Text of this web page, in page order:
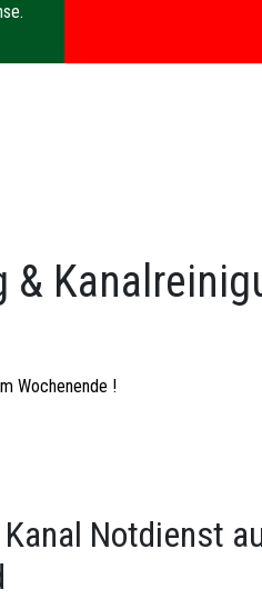
Wochenende !
Notdienst